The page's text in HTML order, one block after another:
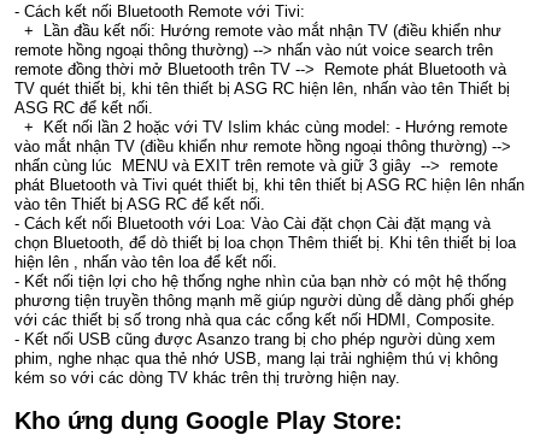
- Cách kết nối Bluetooth Remote với Tivi:
+ Lần đầu kết nối: Hướng remote vào mắt nhận TV (điều khiển như
remote hồng ngoại thông thường) --> nhấn vào nút voice search trên
remote đồng thời mở Bluetooth trên TV --> Remote phát Bluetooth và
TV quét thiết bị, khi tên thiết bị ASG RC hiện lên, nhấn vào tên Thiết bị
ASG RC để kết nối.
+ Kết nối lần 2 hoặc với TV Islim khác cùng model: - Hướng remote
vào mắt nhận TV (điều khiển như remote hồng ngoại thông thường) -->
nhấn cùng lúc MENU và EXIT trên remote và giữ 3 giây --> remote
phát Bluetooth và Tivi quét thiết bị, khi tên thiết bị ASG RC hiện lên nhấn
vào tên Thiết bị ASG RC để kết nối.
- Cách kết nối Bluetooth với Loa: Vào Cài đặt chọn Cài đặt mạng và
chọn Bluetooth, để dò thiết bị loa chọn Thêm thiết bị. Khi tên thiết bị loa
hiện lên , nhấn vào tên loa để kết nối.
- Kết nối tiện lợi cho hệ thống nghe nhìn của bạn nhờ có một hệ thống
phương tiện truyền thông mạnh mẽ giúp người dùng dễ dàng phối ghép
với các thiết bị số trong nhà qua các cổng kết nối HDMI, Composite.
- Kết nối USB cũng được Asanzo trang bị cho phép người dùng xem
phim, nghe nhạc qua thẻ nhớ USB, mang lại trải nghiệm thú vị không
kém so với các dòng TV khác trên thị trường hiện nay.
Kho ứng dụng Google Play Store: